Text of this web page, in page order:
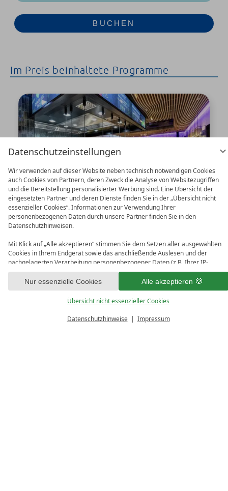
Datenschutzeinstellungen
Wir verwenden auf dieser Website neben technisch notwendigen Cookies
auch Cookies von Partnern, deren Zweck die Analyse von Websitezugriffen
und die Bereitstellung personalisierter Werbung sind. Eine Übersicht der
eingesetzten Partner und deren Dienste finden Sie in der „Übersicht nicht
essenzieller Cookies“. Informationen zur Verwendung Ihrer
personenbezogenen Daten durch unsere Partner finden Sie in den
Datenschutzhinweisen.
Mit Klick auf „Alle akzeptieren“ stimmen Sie dem Setzen aller ausgewählten
Cookies in Ihrem Endgerät sowie das anschließende Auslesen und der
nachgelagerten Verarbeitung personenbezogener Daten (z.B. Ihrer IP-
Adresse) durch uns und unseren Partnern zu. Falls Sie damit nicht
einverstanden sind, klicken Sie bitte auf „Nur essenzielle Cookies“. Eine
individuelle Auswahl können Sie unter „Übersicht nicht essenzieller Cookies“
tätigen. Sie können Ihre Auswahl im Fußbereich dieser Website oder in den
Alle akzeptieren
Nur essenzielle Cookies
Übersicht nicht essenzieller Cookies
Datenschutzhinweise ImpressumBUCHEN
BUCHEN
Im Preis beinhaltete Programme
Kulinarische Erlebniswelt
All-Inclusive Premium – Euch erwartet ein
kulinarisches Rund-um-Programm.
Entspannt, flexibel und komplett sorgenfrei.
Details